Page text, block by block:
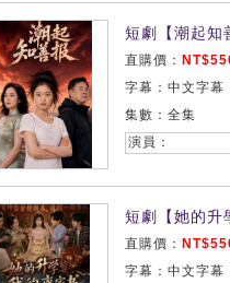
短劇【潮起知
直購價：
字幕：中文字幕
集數：全集
演員：
短劇【她的升
直購價：
字幕：中文字幕